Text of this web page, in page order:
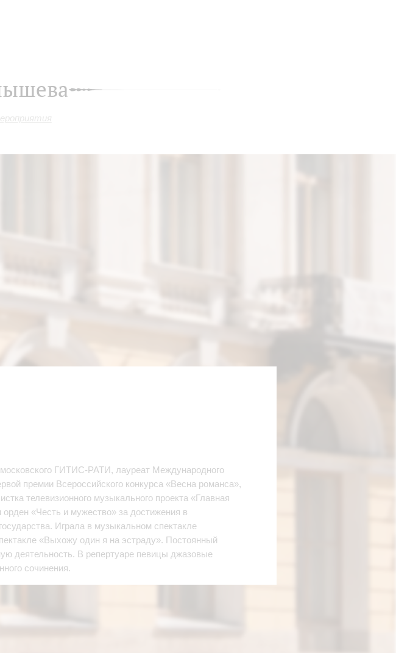
ГИТИС-РАТИ, лауреат Международного
премии Всероссийского конкурса «Весна романса»,
телевизионного музыкального проекта «Главная
«Честь и мужество» за достижения в
Играла в музыкальном спектакле
«Выхожу один я на эстраду». Постоянный
деятельность. В репертуаре певицы джазовые
сочинения.